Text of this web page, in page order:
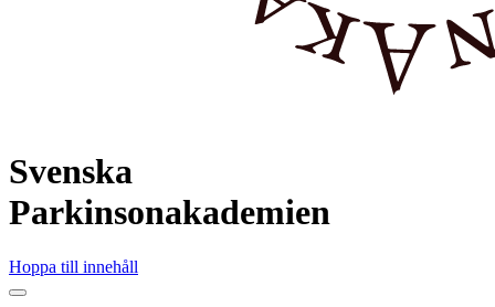
Svenska
Parkinsonakademien
Hoppa till innehåll